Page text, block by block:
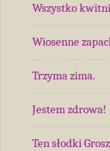
Wszystko
Wiosenne
Trzyma zima.
Jestem zdrowa!
Ten słodki